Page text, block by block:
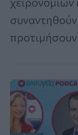
συναντηθούν
προτιμήσουν